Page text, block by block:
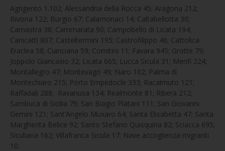
Agrigento 1.102; Alessandria della Rocca 45; Aragona 212;
Bivona 122; Burgio 67; Calamonaci 14; Caltabellotta 30;
Camastra 38; Cammarata 90; Campobello di Licata 194;
Canicattì 807; Casteltermini 195; Castrofilippo 46; Cattolica
Eraclea 58; Cianciana 59; Comitini 11; Favara 945; Grotte 79;
Joppolo Giancaxio 32; Licata 665; Lucca Sicula 31; Menfi 224;
Montallegro 47; Montevago 49; Naro 102; Palma di
Montechiaro 215; Porto Empedocle 333; Racalmuto 121;
Raffadali 288; Ravanusa 134; Realmonte 81; Ribera 212;
Sambuca di Sicilia 79; San Biagio Platani 111; San Giovanni
Gemini 121; Sant’Angelo Muxaro 64; Santa Elisabetta 47; Santa
Margherita Belice 92; Santo Stefano Quisquina 82; Sciacca 695;
Siculiana 162; Villafranca Sicula 17; Nave accoglienza migranti
10.